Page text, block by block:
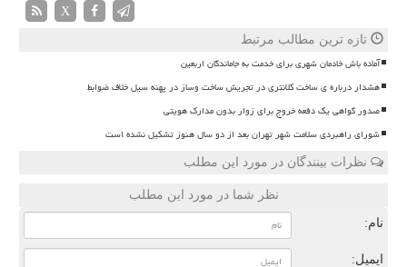
X
تازه ترین مطالب مرتبط
آماده باش خادمان شهری برای خدمت به جاماندگان اربعین
هشدار درباره ی ساخت کلانتری در تجریش ساخت وساز در پهنه سیل خلاف ضوابط
صدور گواهی یک دفعه خروج برای زوار بدون مدارک هویتی
شورای راهبردی سلامت شهر تهران بعد از دو سال هنوز تشکیل نشده است
نظرات بینندگان در مورد این مطلب
نظر شما در مورد این مطلب
نام:
ایمیل: